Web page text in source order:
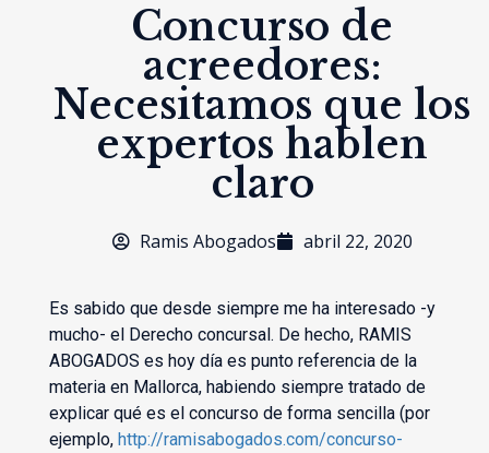
Concurso de
acreedores:
Necesitamos que los
expertos hablen
claro
Ramis Abogados abril 22, 2020
Es sabido que desde siempre me ha interesado -y
mucho- el Derecho concursal. De hecho, RAMIS
ABOGADOS es hoy día es punto referencia de la
materia en Mallorca, habiendo siempre tratado de
explicar qué es el concurso de forma sencilla (por
ejemplo, http://ramisabogados.com/concurso-